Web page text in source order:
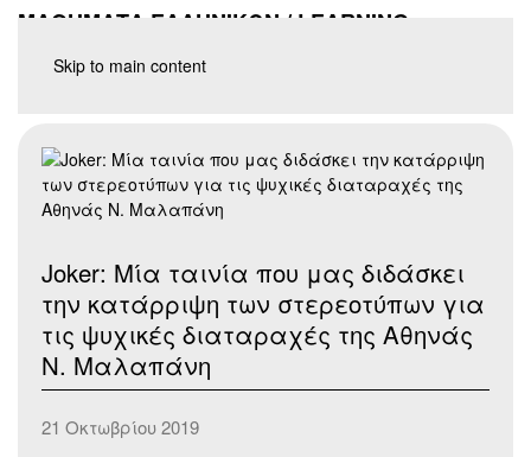
Skip to main content
ΜΑΘΗΜΑΤΑ ΕΛΛΗΝΙΚΩΝ / LEARNING
GREEK
Joker: Μία ταινία που μας διδάσκει
την κατάρριψη των στερεοτύπων για
τις ψυχικές διαταραχές της Αθηνάς
Ν. Μαλαπάνη
21 Οκτωβρίου 2019